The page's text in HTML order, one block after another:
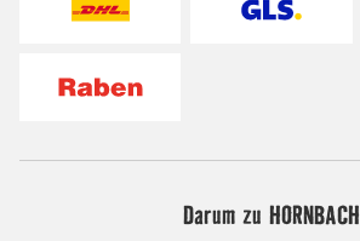
Darum zu HORNBACH